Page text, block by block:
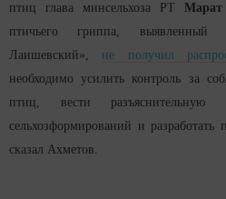
птиц глава минсельхоза РТ Марат
птичьего гриппа,
Лаишевский», не получил
необходимо усилить контроль за
птиц, вести разъяснительную
сельхозформирований и
сказал Ахметов.